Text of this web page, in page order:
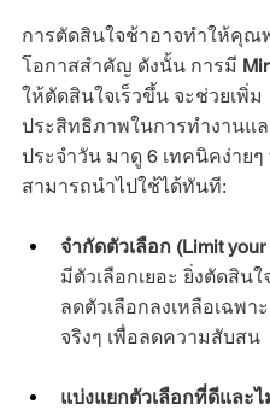
การตัดสินใจช้าอาจทำให้คุณ
โอกาสสำคัญ ดังนั้น การมี
ให้ตัดสินใจเร็วขึ้น จะช่วยเพิ่ม
ประสิทธิภาพในการทำงานแ
ประจำวัน มาดู 6 เทคนิคง่าย
สามารถนำไปใช้ได้ทันที:
จำกัดตัวเลือก (Limit your
มีตัวเลือกเยอะ ยิ่งตัดสินใ
ลดตัวเลือกลงเหลือเฉพา
จริงๆ เพื่อลดความสับสน
แบ่งแยกตัวเลือกที่ดีและไ